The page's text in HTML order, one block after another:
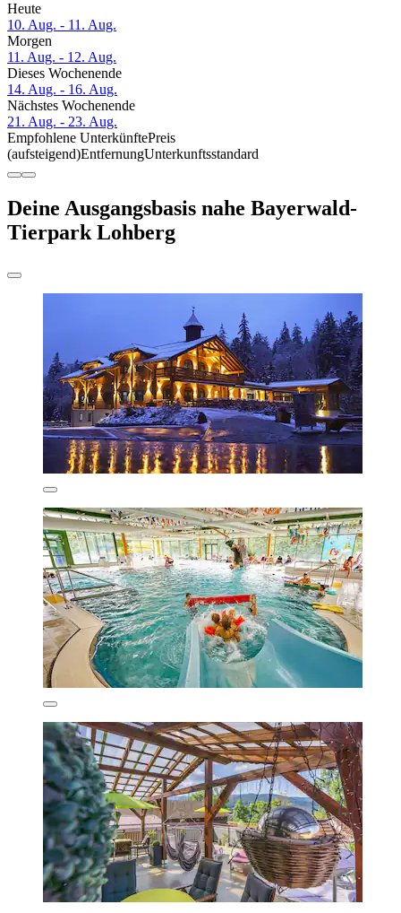
Heute
10. Aug. - 11. Aug.
Morgen
11. Aug. - 12. Aug.
Dieses Wochenende
14. Aug. - 16. Aug.
Nächstes Wochenende
21. Aug. - 23. Aug.
Empfohlene UnterkünftePreis
(aufsteigend)EntfernungUnterkunftsstandard
Deine Ausgangsbasis nahe Bayerwald-
Tierpark Lohberg